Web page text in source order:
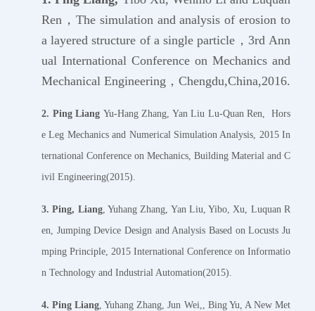
Ren ， The simulation and analysis of erosion to
a layered structure of a single particle ， 3rd Ann
ual International Conference on Mechanics and
Mechanical Engineering ，Chengdu,China,2016.
2. Ping Liang Yu-Hang Zhang, Yan Liu Lu-Quan Ren, Hors
e Leg Mechanics and Numerical Simulation Analysis, 2015 In
ternational Conference on Mechanics, Building Material and C
ivil Engineering(2015).
3.Ping, Liang, Yuhang Zhang, Yan Liu, Yibo, Xu, Luquan R
en, Jumping Device Design and Analysis Based on Locusts Ju
mping Principle, 2015 International Conference on Informatio
n Technology and Industrial Automation(2015).
4.Ping Liang , Yuhang Zhang, Jun Wei,, Bing Yu, A New Met